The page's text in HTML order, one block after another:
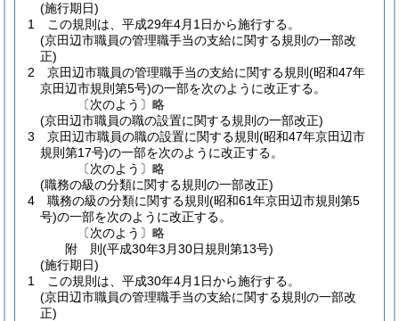
(施行期日)
1
この規則は、平成29年4月1日から施行する。
(京田辺市職員の管理職手当の支給に関する規則の一部改
正)
2
京田辺市職員の管理職手当の支給に関する規則 (昭和47年
京田辺市規則第5号)の一部を次のように改正する。
〔次のよう〕略
(京田辺市職員の職の設置に関する規則の一部改正)
3
京田辺市職員の職の設置に関する規則 (昭和47年京田辺市
規則第17号)の一部を次のように改正する。
〔次のよう〕略
(職務の級の分類に関する規則の一部改正)
4
職務の級の分類に関する規則 (昭和61年京田辺市規則第5
号)の一部を次のように改正する。
〔次のよう〕略
附 則(平成30年3月30日規則第13号)
(施行期日)
1
この規則は、平成30年4月1日から施行する。
(京田辺市職員の管理職手当の支給に関する規則の一部改
正)